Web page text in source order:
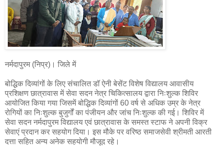
नर्मदापुरम (निप्र)। जिले में
बोद्धिक दिव्यांगों के लिए संचालित डॉ ऐनी बेसेंट विशेष विद्यालय आवासीय
प्रशिक्षण छात्रावास में सेवा सदन नेत्र चिकित्सालय द्वारा निःशुल्क शिविर
आयोजित किया गया जिसमें बोद्धिक दिव्यांगों 60 वर्ष से अधिक उम्र के नेत्र
रोगियों का निःशुल्क बुजुर्गों का पंजीयन और जांच निःशुल्क की गई। शिविर में
सेवा सदन नर्मदापुरम विद्यालय एवं छात्रावास के समस्त स्टाफ ने अपनी विक्र
सेवाएं प्रदान कर सहयोग दिया। इस मौके पर वरिष्ठ समाजसेवी श्रीमती आरती
दत्ता सहित अन्य अनेक सहयोगी मौजूद रहे।